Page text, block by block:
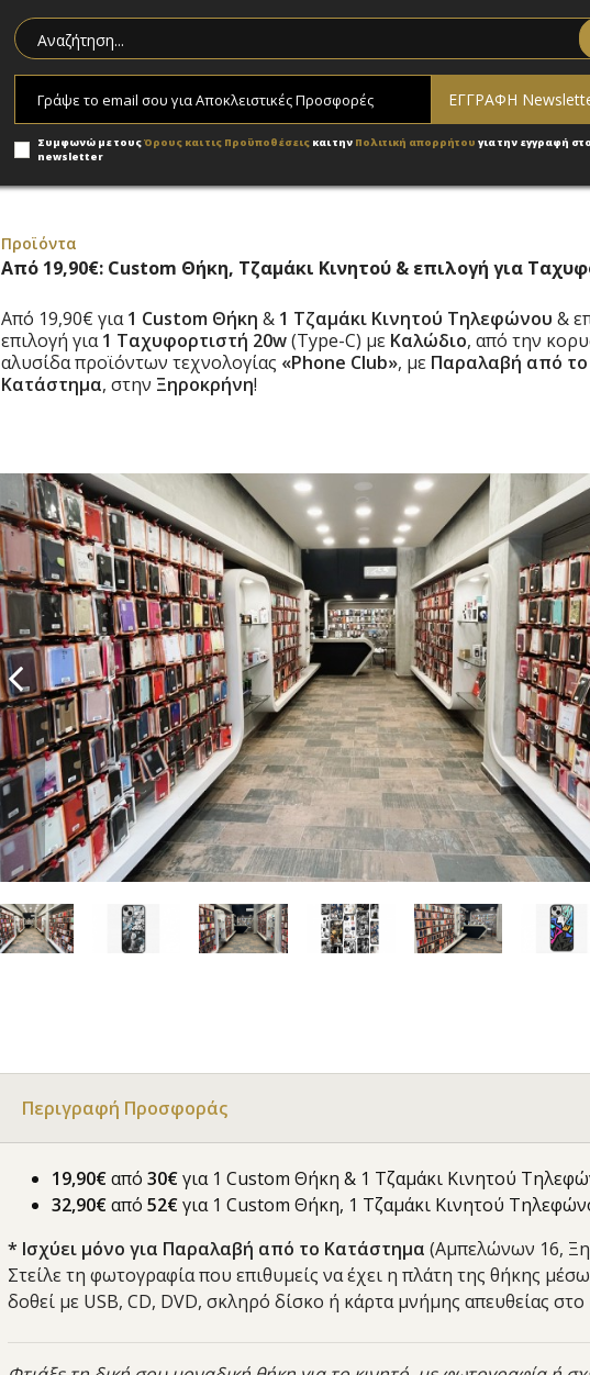
Συμφωνώ με τουςΌρους και τις Προϋποθέσεις και την Πολιτική απορρήτουγια την εγγραφή στο
newsletter
Προϊόντα
Από 19,90€: Custom Θήκη, Τζαμάκι Κινητού & επιλογή για
Από 19,90€ για1 Custom Θήκη & 1 Τζαμάκι Κινητού Τηλεφώνου &
επιλογή για1 Ταχυφορτιστή 20w(Type-C) με Καλώδιο, από την
αλυσίδα προϊόντων τεχνολογίας «Phone Club», με Παραλαβή από το
Κατάστημα, στην Ξηροκρήνη!
Περιγραφή Προσφοράς
19,90€από 30€για 1 Custom Θήκη & 1 Τζαμάκι Κινητού
32,90€από 52€για 1 Custom Θήκη, 1 Τζαμάκι Κινητού
* Ισχύει μόνο για Παραλαβή από το Κατάστημα (Αμπελώνων 16,
Στείλε τη φωτογραφία που επιθυμείς να έχει η πλάτη της θήκης
δοθεί με USB, CD, DVD, σκληρό δίσκο ή κάρτα μνήμης απευθείας στο